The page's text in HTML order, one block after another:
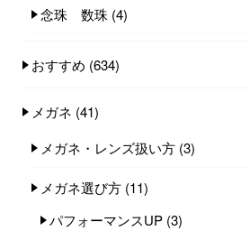
念珠 数珠 (4)
おすすめ (634)
メガネ (41)
メガネ・レンズ扱い方 (3)
メガネ選び方 (11)
パフォーマンスUP (3)